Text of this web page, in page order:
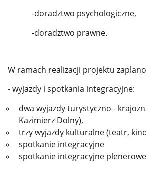
-doradztwo psychologiczne,
-doradztwo prawne.
W ramach realizacji projektu
- wyjazdy i spotkania integracyjne:
dwa wyjazdy turystyczno -
Kazimierz Dolny),
trzy wyjazdy kulturalne (teatr,
spotkanie integracyjne
spotkanie integracyjne